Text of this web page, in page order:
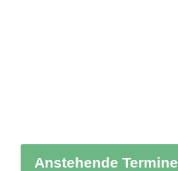
Anstehende Termine